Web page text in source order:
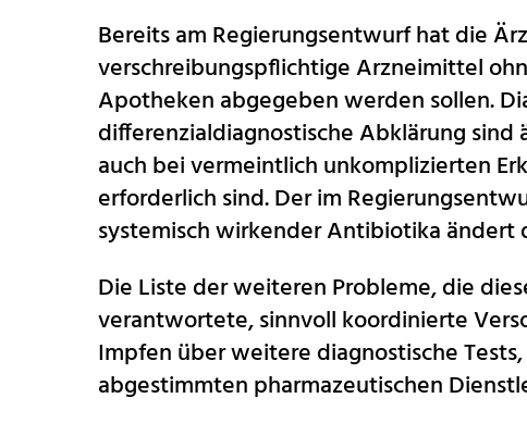
Bereits am Regierungsentwurf hat die
verschreibungspflichtige Arzneimittel
Apotheken abgegeben werden sollen.
differenzialdiagnostische Abklärung
auch bei vermeintlich unkomplizierten
erforderlich sind. Der im
systemisch wirkender Antibiotika ändert
Die Liste der weiteren Probleme, die
verantwortete, sinnvoll koordinierte
Impfen über weitere diagnostische
abgestimmten pharmazeutischen